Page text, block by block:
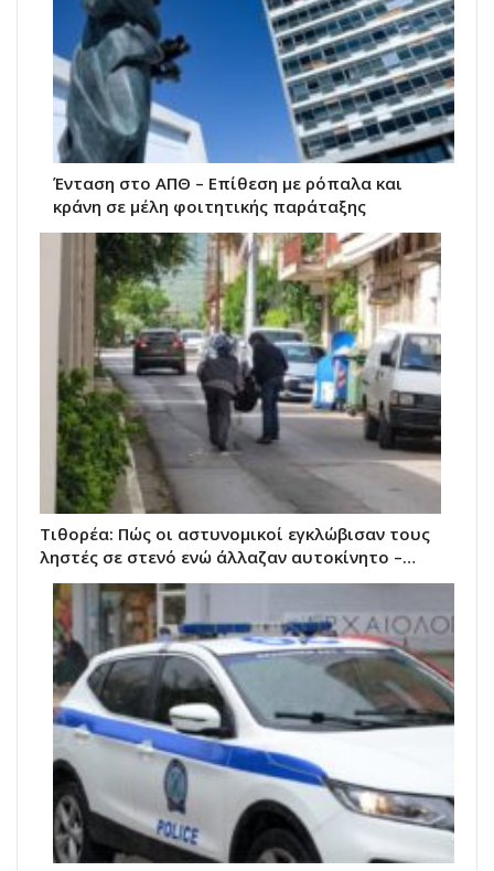
Ένταση στο ΑΠΘ – Επίθεση με ρόπαλα και
κράνη σε μέλη φοιτητικής παράταξης
Τιθορέα: Πώς οι αστυνομικοί εγκλώβισαν τους
ληστές σε στενό ενώ άλλαζαν αυτοκίνητο –…